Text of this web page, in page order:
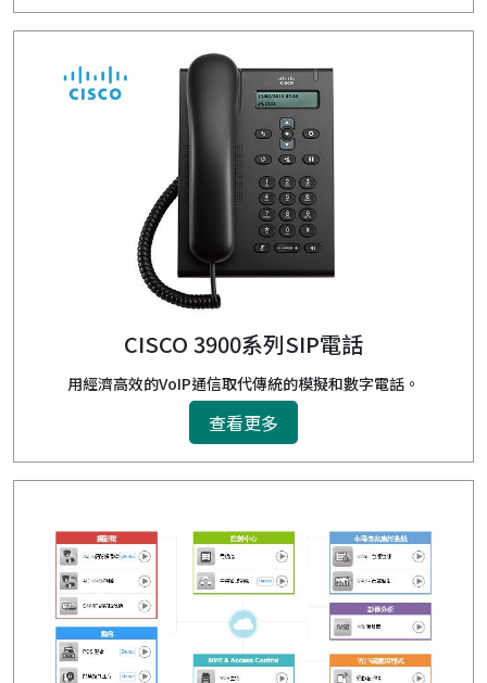
CISCO 3900系列SIP電話
用經濟高效的VoIP通信取代傳統的模擬和數字電話。
查看更多